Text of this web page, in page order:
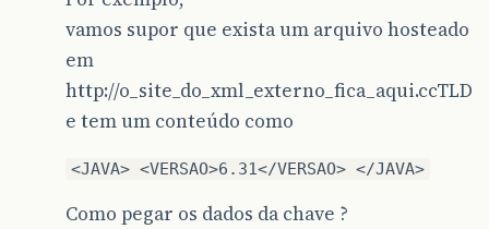
vamos supor que exista um arquivo hosteado
em
http://o_site_do_xml_externo_fica_aqui.ccTLD
e tem um conteúdo como
<JAVA> <VERSAO>6.31</VERSAO> </JAVA>
Como pegar os dados da chave ?